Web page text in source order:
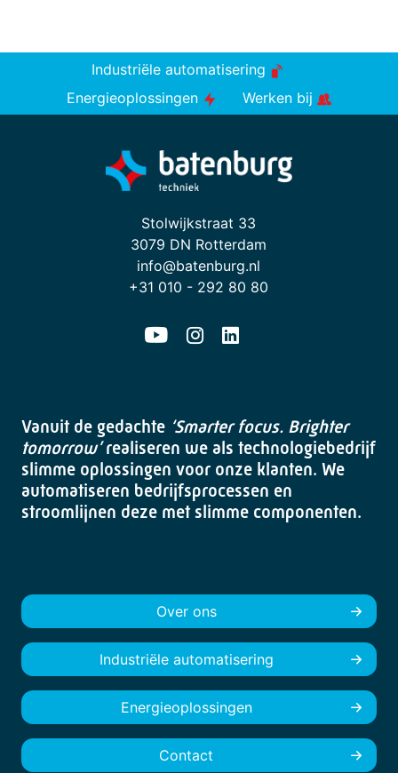
Industriële automatisering
Energieoplossingen
Werken bij
Stolwijkstraat 33
3079 DN Rotterdam
info@batenburg.nl
+31 010 - 292 80 80
Vanuit de gedachte ‘Smarter focus. Brighter
tomorrow’realiseren we als technologiebedrijf
slimme oplossingen voor onze klanten. We
automatiseren bedrijfsprocessen en
stroomlijnen deze met slimme componenten.
Over ons
Industriële automatisering
Energieoplossingen
Contact